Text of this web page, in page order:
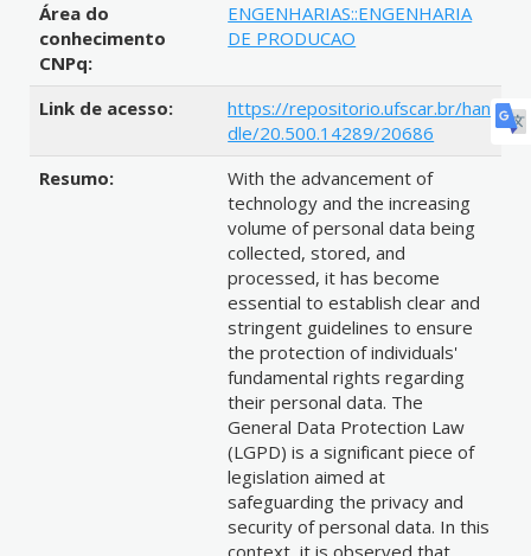
Área do
conhecimento
CNPq:
ENGENHARIAS::ENGENHARIA
DE PRODUCAO
Link de acesso:
https://repositorio.ufscar.br/han
dle/20.500.14289/20686
Resumo:
With the advancement of
technology and the increasing
volume of personal data being
collected, stored, and
processed, it has become
essential to establish clear and
stringent guidelines to ensure
the protection of individuals'
fundamental rights regarding
their personal data. The
General Data Protection Law
(LGPD) is a significant piece of
legislation aimed at
safeguarding the privacy and
security of personal data. In this